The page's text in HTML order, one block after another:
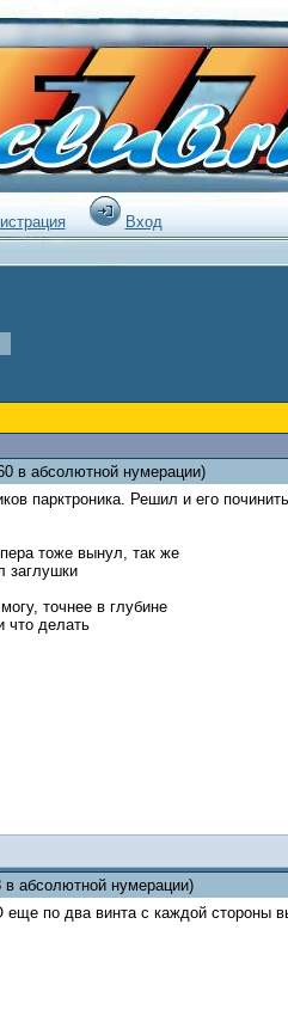
Вход
в абсолютной нумерации)
парктроника. Решил и его починить
тоже вынул, так же
заглушки
точнее в глубине
что делать
в абсолютной нумерации)
по два винта с каждой стороны